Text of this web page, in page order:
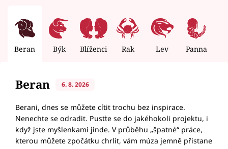
Beran Býk Blíženci Rak Lev Panna
Beran 6. 8. 2026
Berani, dnes se můžete cítit trochu bez inspirace.
Nenechte se odradit. Pusťte se do jakéhokoli projektu, i
když jste myšlenkami jinde. V průběhu „špatné“ práce,
kterou můžete zpočátku chrlit, vám múza jemně přistane